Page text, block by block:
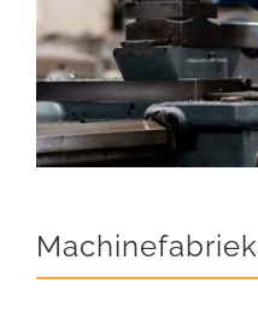
Machinefabriek